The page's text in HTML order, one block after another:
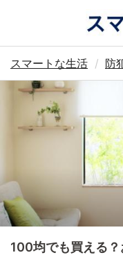
スマートな生活 防
100均でも買える